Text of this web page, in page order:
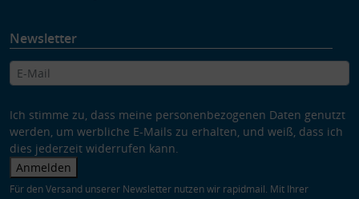
Newsletter
Ich stimme zu, dass meine personenbezogenen Daten genutzt
werden, um werbliche E-Mails zu erhalten, und weiß, dass ich
dies jederzeit widerrufen kann.
Anmelden
Für den Versand unserer Newsletter nutzen wir rapidmail. Mit Ihrer